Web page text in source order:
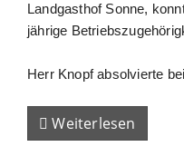
Landgasthof Sonne,
jährige
Herr Knopf absolvierte
Weiterlesen